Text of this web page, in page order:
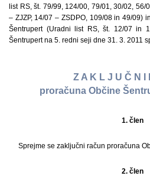
list RS, št. 79/99, 124/00, 79/01, 30/02, 56/
– ZJZP, 14/07 – ZSDPO, 109/08 in 49/09)
Šentrupert (Uradni list RS, št. 12/07 in
Šentrupert na 5. redni seji dne 31. 3. 2011
Z A K L J U Č N I
proračuna Občine
1. člen
Sprejme se zaključni račun proračuna
2. člen